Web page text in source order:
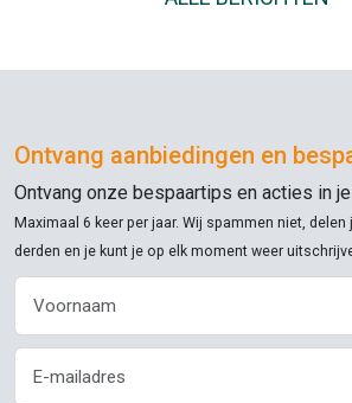
Ontvang aanbiedingen en
Ontvang onze bespaartips en acties in
Maximaal 6 keer per jaar. Wij spammen niet,
derden en je kunt je op elk moment weer